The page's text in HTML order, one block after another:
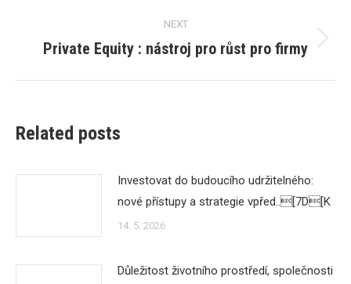
NEXT
Next
Private Equity : nástroj pro růst pro firmy
Related posts
Investovat do budoucího udržitelného:
nové přístupy a strategie vpřed..[7D[K
14. 5. 2026
Důležitost životního prostředí, společnosti